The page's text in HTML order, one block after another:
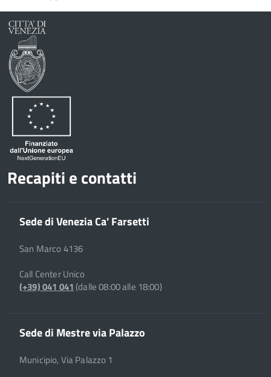
Recapiti e contatti
Sede di Venezia Ca' Farsetti
San Marco 4136
Call Center Unico
(+39) 041 041(dalle 08:00 alle 18:00)
Sede di Mestre via Palazzo
Municipio, Via Palazzo 1